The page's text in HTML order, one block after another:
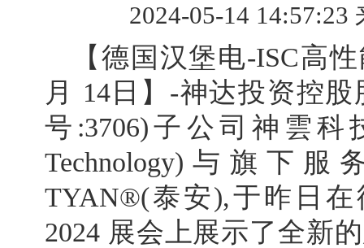
2024-05-14 14:57:23
【德国汉堡电-ISC高
月 14日】-神达投资控
号:3706)子公司神雲科
Technology)与旗下
TYAN®(泰安),于昨日
2024 展会上展示了全新